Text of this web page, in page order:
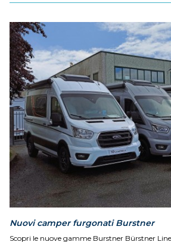
Nuovi camper furgonati Burstner
Scopri le nuove gamme Burstner Bürstner